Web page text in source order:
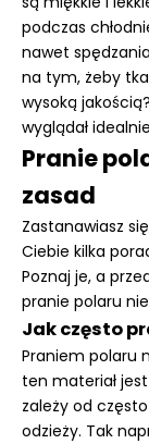
podczas
nawet
na tym, żeby
wysoką
wyglądał
Pranie
zasad
Zastanawiasz
Ciebie kilka
Poznaj je, a
pranie polaru
Jak często
Praniem polaru
ten materiał
zależy od
odzieży. Tak